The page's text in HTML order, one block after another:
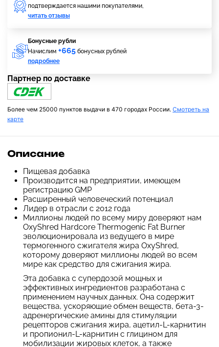
подтверждается нашими покупателями,
читать отзывы
Бонусные рубли
Начислим +665 бонусных рублей
подробнее
Партнер по доставке
Более чем 25000 пунктов выдачи в 470 городах России. Смотреть на
карте
Описание
Пищевая добавка
Производится на предприятии, имеющем
регистрацию GMP
Расширенный человеческий потенциал
Лидер в отрасли с 2012 года
Миллионы людей по всему миру доверяют нам
OxyShred Hardcore Thermogenic Fat Burner
эволюционировала из ведущего в мире
термогенного сжигателя жира OxyShred,
которому доверяют миллионы людей во всем
мире как средство для сжигания жира.
Эта добавка с супердозой мощных и
эффективных ингредиентов разработана с
применением научных данных. Она содержит
вещества, ускоряющие обмен веществ, бета-3-
адренергические амины для стимуляции
рецепторов сжигания жира, ацетил-L-карнитин
и пропионил-L-карнитин с глицином для
мобилизации жировых клеток, а также